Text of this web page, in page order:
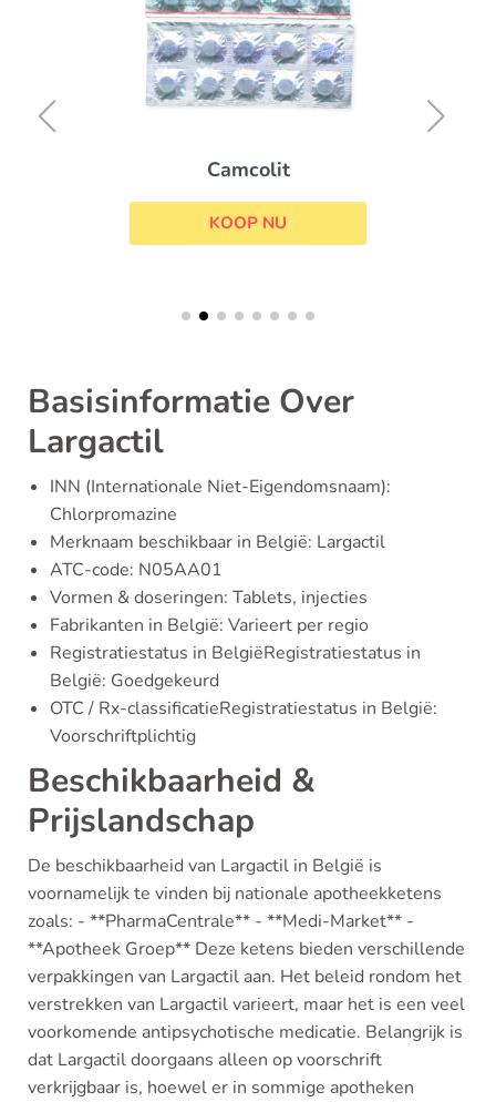
Camcolit
KOOP NU
Basisinformatie Over
Largactil
INN (Internationale Niet-Eigendomsnaam):
Chlorpromazine
Merknaam beschikbaar in België: Largactil
ATC-code: N05AA01
Vormen & doseringen: Tablets, injecties
Fabrikanten in België: Varieert per regio
Registratiestatus in BelgiëRegistratiestatus in
België: Goedgekeurd
OTC / Rx-classificatieRegistratiestatus in België:
Voorschriftplichtig
Beschikbaarheid &
Prijslandschap
De beschikbaarheid van Largactil in België is
voornamelijk te vinden bij nationale apotheekketens
zoals: - **PharmaCentrale** - **Medi-Market** -
**Apotheek Groep** Deze ketens bieden verschillende
verpakkingen van Largactil aan. Het beleid rondom het
verstrekken van Largactil varieert, maar het is een veel
voorkomende antipsychotische medicatie. Belangrijk is
dat Largactil doorgaans alleen op voorschrift
verkrijgbaar is, hoewel er in sommige apotheken